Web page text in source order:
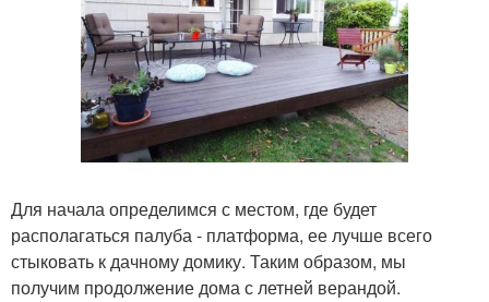
Для начала определимся с местом, где будет
располагаться палуба - платформа, ее лучше всего
стыковать к дачному домику. Таким образом, мы
получим продолжение дома с летней верандой.